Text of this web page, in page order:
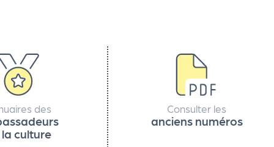
des
culture
Consulter les
anciens numéros